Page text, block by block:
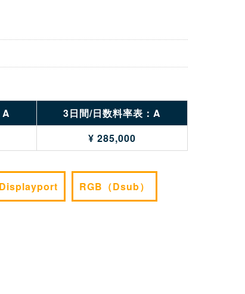
3日間/日数料率表：A
¥ 285,000
Displayport RGB（Dsub）